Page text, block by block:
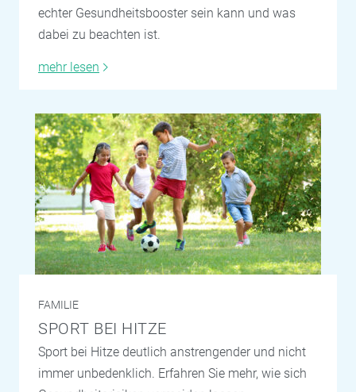
echter Gesundheitsbooster sein kann und was
dabei zu beachten ist.
mehr lesen
FAMILIE
SPORT BEI HITZE
Sport bei Hitze deutlich anstrengender und nicht
immer unbedenklich. Erfahren Sie mehr, wie sich